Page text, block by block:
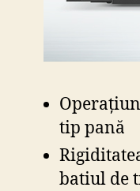
tip pană
batiul de